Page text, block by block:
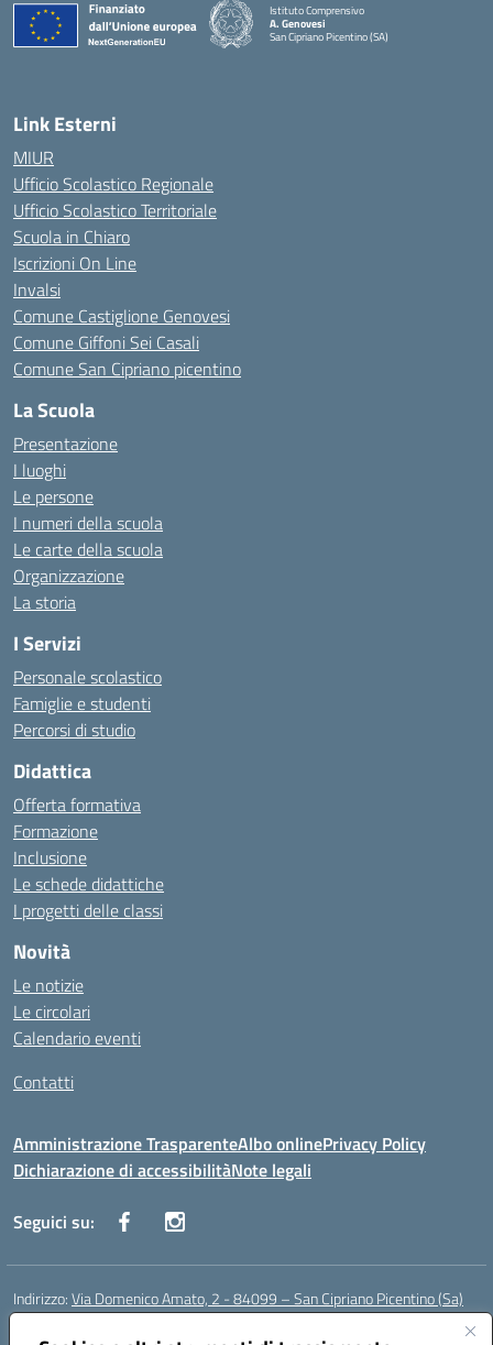
Istituto Comprensivo
A. Genovesi
San Cipriano Picentino (SA)
— Visita la pagina iniziale della scuola
Link Esterni
MIUR
Ufficio Scolastico Regionale
Ufficio Scolastico Territoriale
Scuola in Chiaro
Iscrizioni On Line
Invalsi
Comune Castiglione Genovesi
Comune Giffoni Sei Casali
Comune San Cipriano picentino
La Scuola
Presentazione
I luoghi
Le persone
I numeri della scuola
Le carte della scuola
Organizzazione
La storia
I Servizi
Personale scolastico
Famiglie e studenti
Percorsi di studio
Didattica
Offerta formativa
Formazione
Inclusione
Le schede didattiche
I progetti delle classi
Novità
Le notizie
Le circolari
Calendario eventi
Contatti
Amministrazione TrasparenteAlbo onlinePrivacy Policy
Dichiarazione di accessibilitàNote legali
Seguici su:
Indirizzo:Via Domenico Amato, 2 - 84099 – San Cipriano Picentino (Sa)
Centralino: